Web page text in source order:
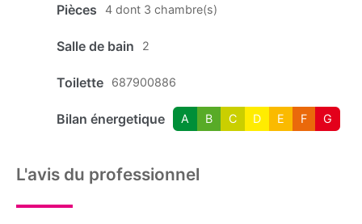
Pièces 4 dont 3 chambre(s)
Salle de bain 2
Toilette 687900886
Bilan énergetique A B C D E F G
L'avis du professionnel